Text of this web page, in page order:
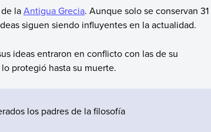
laAntigua Grecia. Aunque solo se conservan 31
siguen siendo influyentes en la actualidad.
ideas entraron en conflicto con las de su
protegió hasta su muerte.
los padres de la filosofía